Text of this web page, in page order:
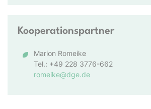
Kooperationspartner
Marion Romeike
Tel.: +49 228 3776-662
romeike@dge.de